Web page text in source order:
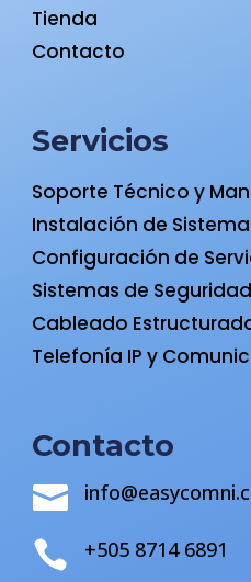
Tienda
Contacto
Servicios
Soporte Técnico y
Instalación de
Configuración de
Sistemas de
Cableado
Telefonía IP y
Contacto

 +505 8714 6891